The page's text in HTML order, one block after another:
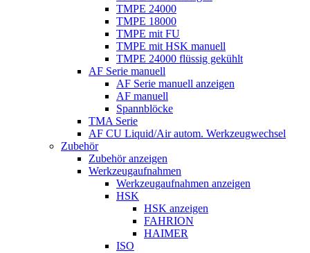
TMPE 24000
TMPE 18000
TMPE mit FU
TMPE mit HSK manuell
TMPE 24000 flüssig gekühlt
AF Serie manuell
AF Serie manuell anzeigen
AF manuell
Spannblöcke
TMA Serie
AF CU Liquid/Air autom. Werkzeugwechsel
Zubehör
Zubehör anzeigen
Werkzeugaufnahmen
Werkzeugaufnahmen anzeigen
HSK
HSK anzeigen
FAHRION
HAIMER
ISO